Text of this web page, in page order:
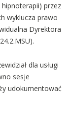
przez
wyklucza prawo
Dyrektora
dla usługi
sesje
udokumentować